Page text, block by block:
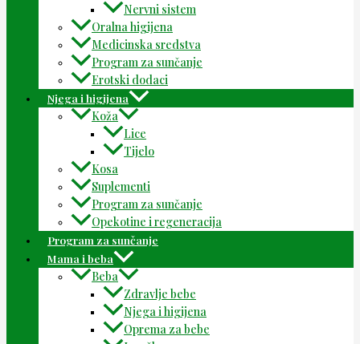
Nervni sistem
Oralna higijena
Medicinska sredstva
Program za sunčanje
Erotski dodaci
Njega i higijena
Koža
Lice
Tijelo
Kosa
Suplementi
Program za sunčanje
Opekotine i regeneracija
Program za sunčanje
Mama i beba
Beba
Zdravlje bebe
Njega i higijena
Oprema za bebe